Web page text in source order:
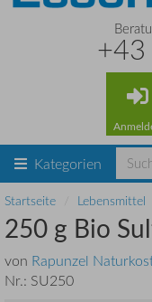
Kategorien
Startseite Lebensmittel
250 g Bio
von Rapunzel
Nr.: SU250